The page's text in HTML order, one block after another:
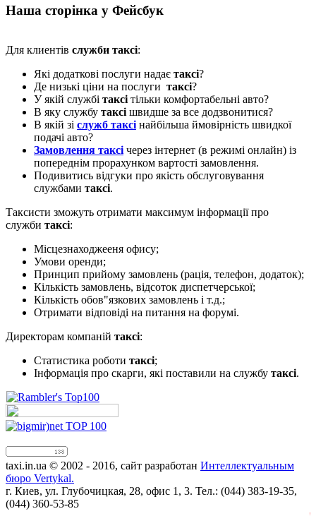
Наша сторінка у Фейсбук
Для клиентів служби таксі:
Які додаткові послуги надає таксі?
Де низькі ціни на послуги таксі?
У якій службі таксітільки комфортабельні авто?
В яку службу таксішвидше за все додзвонитися?
В якій зі служб таксі найбільша ймовірність швидкої
подачі авто?
Замовлення таксічерез інтернет (в режимі онлайн) із
попереднім прорахунком вартості замовлення.
Подивитись відгуки про якість обслуговування
службами таксі.
Таксисти зможуть отримати максимум інформації про
служби таксі:
Місцезнаходжееня офису;
Умови оренди;
Принцип прийому замовлень (рація, телефон, додаток);
Кількість замовлень, відсоток диспетчерської;
Кількість обов"язкових замовлень і т.д.;
Отримати відповіді на питання на форумі.
Директорам компаній таксі:
Статистика роботи таксі;
Інформація про скарги, які поставили на службу таксі.
taxi.in.ua © 2002 - 2016, сайт разработан Интеллектуальным
бюро Vertykal.
г. Киев, ул. Глубочицкая, 28, офис 1, 3. Тел.: (044) 383-19-35,
(044) 360-53-85